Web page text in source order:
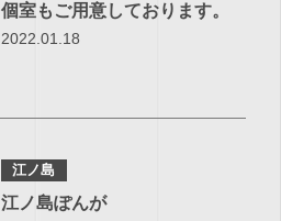
2022.01.18
個室もご用意しております。
江ノ島
江ノ島ぽんが